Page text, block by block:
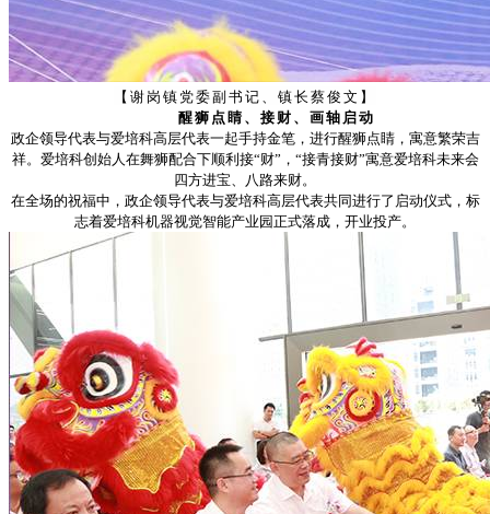
【谢岗镇党委副书记、镇长蔡俊文】
醒狮点睛、接财、画轴启动
政企领导代表与爱培科高层代表一起手持金笔，进行醒狮点睛，寓意繁荣吉
祥。爱培科创始人在舞狮配合下顺利接“财”，“接青接财”寓意爱培科未来会
四方进宝、八路来财。
在全场的祝福中，政企领导代表与爱培科高层代表共同进行了启动仪式，标
志着爱培科机器视觉智能产业园正式落成，开业投产。